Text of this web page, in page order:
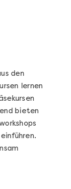
den
lernen
bieten